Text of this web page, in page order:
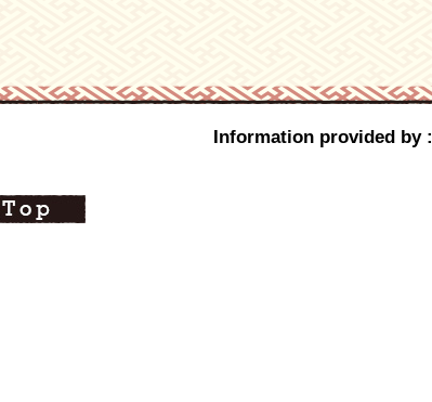
Information provided by :